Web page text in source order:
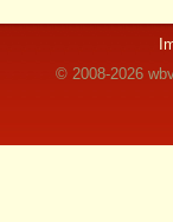
© 2008-2026